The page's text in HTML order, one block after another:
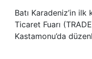
Batı Karadeniz’in
Ticaret Fuarı
Kastamonu’da